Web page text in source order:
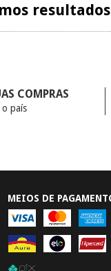
COMPRAS
país
MEIOS DE